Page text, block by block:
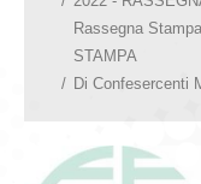
Rassegna Stampa
STAMPA
Di Confesercenti